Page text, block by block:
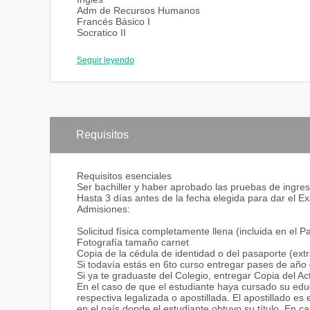
afianzamos los conocimientos adquiridos en el Aula
Puntos adicionales de relevancia para el estudiante
permanentemente durante sus clases y prácticas.
que comparten su conocimiento y profesionalismo
simposios de hasta 3 días de duración. Este es un
durante un semestre a trabajar y estudiar en el
la mano de los profesionales todo lo referente a
desarrollo organizacional, y muchas otras
Adm de Recursos Humanos
Francés Básico I
Socratico II
Practicas culinarias 4
Ingles
Practicas culinarias 5
Repostería Fina y Chocolatería
Electiva Libre
Herramientas de diseño y multimedia
Ingles
Electiva Libre
Electiva Libre
Composition & Rethoric
Colegio General + Electivas Libres
Carrera
Tesis
Seguir leyendo
Requisitos
Requisitos esenciales
Ser bachiller y haber aprobado las pruebas de
Hasta 3 días antes de la fecha elegida para dar el
Admisiones:
Solicitud física completamente llena (incluida en el
Fotografía tamaño carnet
Copia de la cédula de identidad o del pasaporte
Si todavía estás en 6to curso entregar pases de
Si ya te graduaste del Colegio, entregar Copia del
En el caso de que el estudiante haya cursado su
respectiva legalizada o apostillada. El apostillado